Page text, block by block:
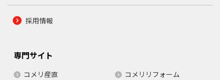
採用情報
専門サイト
コメリ産直
コメリリフォーム